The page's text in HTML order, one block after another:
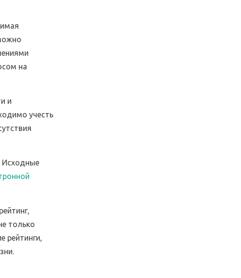
на
и
учесть
Исходные
только
рейтинги,